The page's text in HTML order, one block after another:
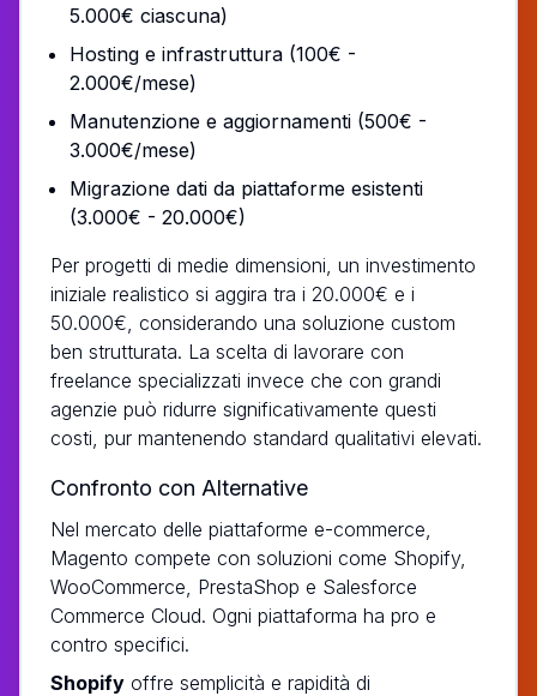
5.000€ ciascuna)
Hosting e infrastruttura (100€ -
2.000€/mese)
Manutenzione e aggiornamenti (500€ -
3.000€/mese)
Migrazione dati da piattaforme esistenti
(3.000€ - 20.000€)
Per progetti di medie dimensioni, un investimento
iniziale realistico si aggira tra i 20.000€ e i
50.000€, considerando una soluzione custom
ben strutturata. La scelta di lavorare con
freelance specializzati invece che con grandi
agenzie può ridurre significativamente questi
costi, pur mantenendo standard qualitativi elevati.
Confronto con Alternative
Nel mercato delle piattaforme e-commerce,
Magento compete con soluzioni come Shopify,
WooCommerce, PrestaShop e Salesforce
Commerce Cloud. Ogni piattaforma ha pro e
contro specifici.
Shopify offre semplicità e rapidità di